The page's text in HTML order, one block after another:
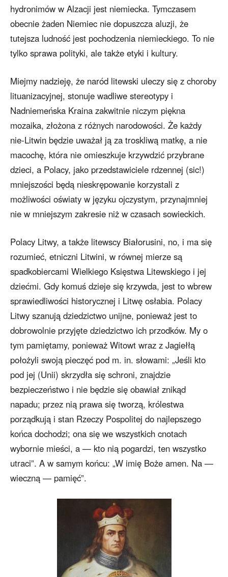
hydronimów w Alzacji jest niemiecka. Tymczasem
obecnie żaden Niemiec nie dopuszcza aluzji, że
tutejsza ludność jest pochodzenia niemieckiego. To nie
tylko sprawa polityki, ale także etyki i kultury.
Miejmy nadzieję, że naród litewski uleczy się z choroby
lituanizacyjnej, stonuje wadliwe stereotypy i
Nadniemeńska Kraina zakwitnie niczym piękna
mozaika, złożona z różnych narodowości. Że każdy
nie-Litwin będzie uważał ją za troskliwą matkę, a nie
macochę, która nie omieszkuje krzywdzić przybrane
dzieci, a Polacy, jako przedstawiciele rdzennej (sic!)
mniejszości będą nieskrępowanie korzystali z
możliwości oświaty w języku ojczystym, przynajmniej
nie w mniejszym zakresie niż w czasach sowieckich.
Polacy Litwy, a także litewscy Białorusini, no, i ma się
rozumieć, etniczni Litwini, w równej mierze są
spadkobiercami Wielkiego Księstwa Litewskiego i jej
dziećmi. Gdy komuś dzieje się krzywda, jest to wbrew
sprawiedliwości historycznej i Litwę osłabia. Polacy
Litwy szanują dziedzictwo unijne, ponieważ jest to
dobrowolnie przyjęte dziedzictwo ich przodków. My o
tym pamiętamy, ponieważ Witowt wraz z Jagiełłą
położyli swoją pieczęć pod m. in. słowami: „Jeśli kto
pod jej (Unii) skrzydła się schroni, znajdzie
bezpieczeństwo i nie będzie się obawiał znikąd
napadu; przez nią prawa się tworzą, królestwa
porządkują i stan Rzeczy Pospolitej do najlepszego
końca dochodzi; ona się we wszystkich cnotach
wybornie mieści, a — kto nią pogardzi, ten wszystko
utraci”. A w samym końcu: „W imię Boże amen. Na —
wieczną — pamięć”.